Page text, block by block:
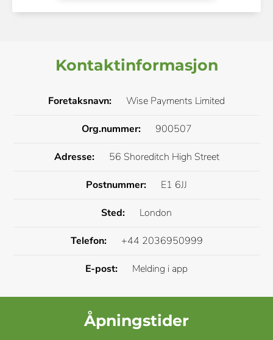
Kontaktinformasjon
Foretaksnavn: Wise Payments Limited
Org.nummer: 900507
Adresse: 56 Shoreditch High Street
Postnummer: E1 6JJ
Sted: London
Telefon: +44 2036950999
E-post: Melding i app
Åpningstider